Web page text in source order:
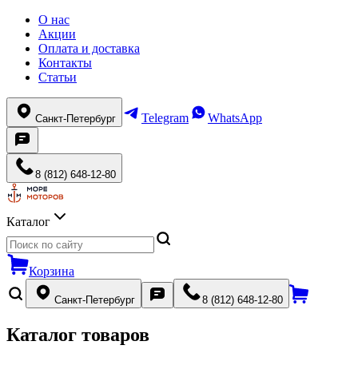
О нас
Акции
Оплата и доставка
Контакты
Статьи
Санкт-Петербург Telegram WhatsApp
8 (812) 648-12-80
Каталог
Корзина
Санкт-Петербург 8 (812) 648-12-80
Каталог товаров